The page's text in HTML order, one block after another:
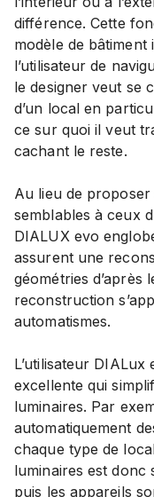
différence. Cette
modèle de
l’utilisateur de
le designer veut se
d’un local en
ce sur quoi il veut
cachant le reste.
Au lieu de
semblables à ceux
DIALUX evo
assurent une
géométries d’après
reconstruction
automatismes.
L’utilisateur DIALux
excellente qui
luminaires. Par
automatiquement
chaque type de
luminaires est donc
puis les appareils